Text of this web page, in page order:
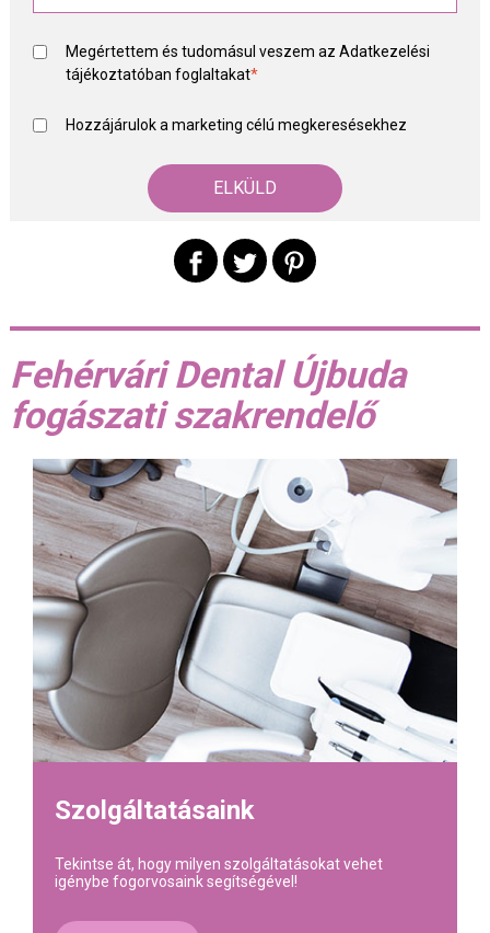
Megértettem és tudomásul veszem azAdatkezelési
tájékoztatóban foglaltakat*
Hozzájárulok a marketing célú megkeresésekhez
Fehérvári Dental Újbuda
fogászati szakrendelő
Szolgáltatásaink
Tekintse át, hogy milyen szolgáltatásokat vehet
igénybe fogorvosaink segítségével!